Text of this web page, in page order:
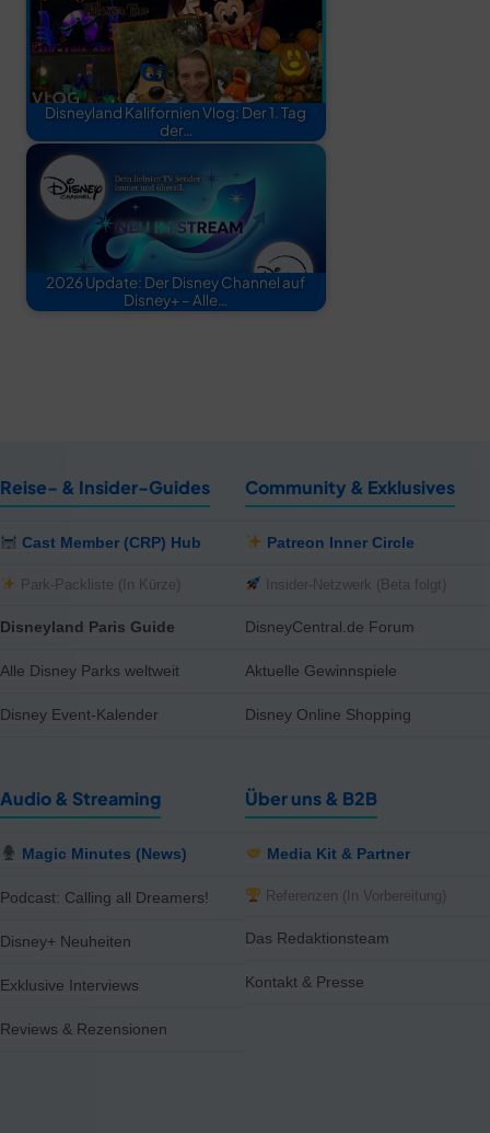
Disneyland Kalifornien Vlog: Der 1. Tag
der…
2026 Update: Der Disney Channel auf
Disney+ – Alle…
Reise- & Insider-Guides
Cast Member (CRP) Hub
Park-Packliste (In Kürze)
Disneyland Paris Guide
Alle Disney Parks weltweit
Disney Event-Kalender
Community & Exklusives
Patreon Inner Circle
Insider-Netzwerk (Beta folgt)
DisneyCentral.de Forum
Aktuelle Gewinnspiele
Disney Online Shopping
Audio & Streaming
Magic Minutes (News)
Podcast: Calling all Dreamers!
Disney+ Neuheiten
Exklusive Interviews
Reviews & Rezensionen
Über uns & B2B
Media Kit & Partner
Referenzen (In Vorbereitung)
Das Redaktionsteam
Kontakt & Presse